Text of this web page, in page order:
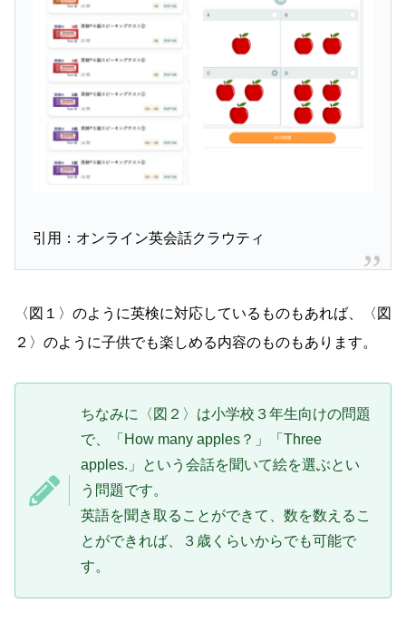
引用：オンライン英会話クラウティ
〈図１〉のように英検に対応しているものもあれば、〈図
２〉のように子供でも楽しめる内容のものもあります。
ちなみに〈図２〉は小学校３年生向けの問題
で、「How many apples？」「Three
apples.」という会話を聞いて絵を選ぶとい
う問題です。
英語を聞き取ることができて、数を数えるこ
とができれば、３歳くらいからでも可能で
す。